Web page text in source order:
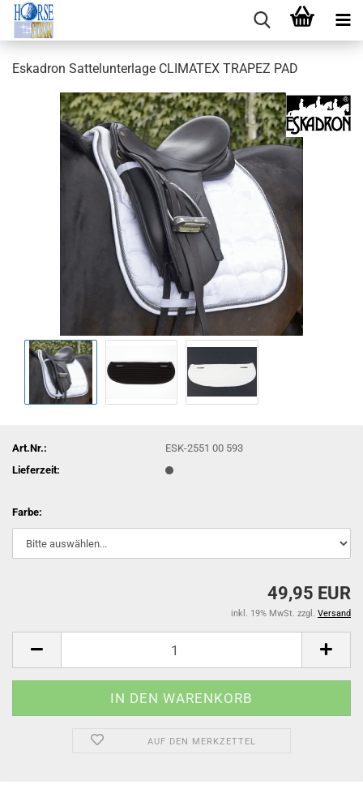
Eskadron Sattelunterlage CLIMATEX TRAPEZ PAD
Art.Nr.:
ESK-2551 00 593
Lieferzeit:
Farbe:
49,95 EUR
inkl. 19% MwSt. zzgl. Versand
AUF DEN MERKZETTEL